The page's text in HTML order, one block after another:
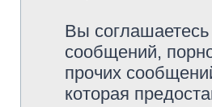
Вы
сообщений,
прочих
которая